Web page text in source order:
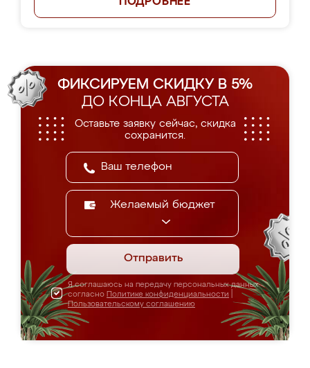
ФИКСИРУЕМ СКИДКУ В 5%
ДО КОНЦА АВГУСТА
Оставьте заявку сейчас, скидка
сохранится.
Желаемый бюджет
Отправить
Я соглашаюсь на передачу персональных данных
согласно Политике конфиденциальности
Пользовательскому соглашению